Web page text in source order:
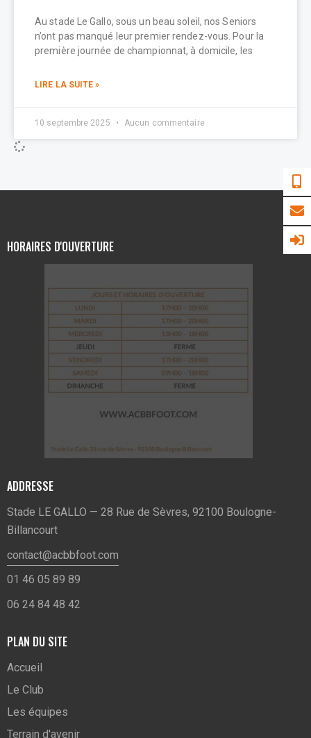
Au stade Le Gallo, sous un beau soleil, nos Seniors
n’ont pas manqué leur premier rendez-vous. Pour la
première journée de championnat, à domicile, les
LIRE LA SUITE »
10 septembre 2025 Aucun commentaire
HORAIRES D'OUVERTURE
ADDRESSE
Stade LE GALLO — 28 Rue de Sèvres, 92100 Boulogne-
Billancourt
contact@acbbfoot.com
01 46 05 89 89
06 24 84 48 42
PLAN DU SITE
Accueil
Le Club
Les équipes
Terrain d'avenir